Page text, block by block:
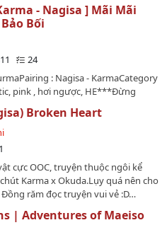
không bao giờ từ bỏ" ------ Sau khi
khác, tôi đã viết ra cái fic này.
không hề có thật trên cốt
giả ------…
- Nagisa ] Mãi Mãi
Bối
24
: Nagisa - KarmaCategory
pink , hơi ngược, HE***Đừng
ơn mọi người…
Broken Heart
1
cực OOC, truyện thuộc ngôi kể
Karma x Okuda.Lụy quá nên cho
Đồng răm đọc truyện vui vẻ :D…
| Adventures of Maeiso